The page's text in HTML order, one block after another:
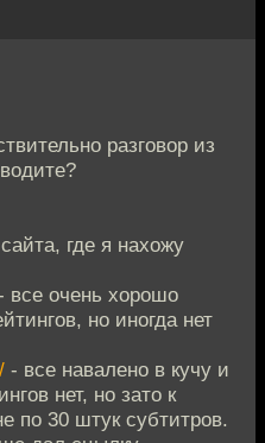
разговор из
где я нахожу
все очень хорошо
но иногда нет
- все навалено в кучу и
нет, но зато к
по 30 штук субтитров.